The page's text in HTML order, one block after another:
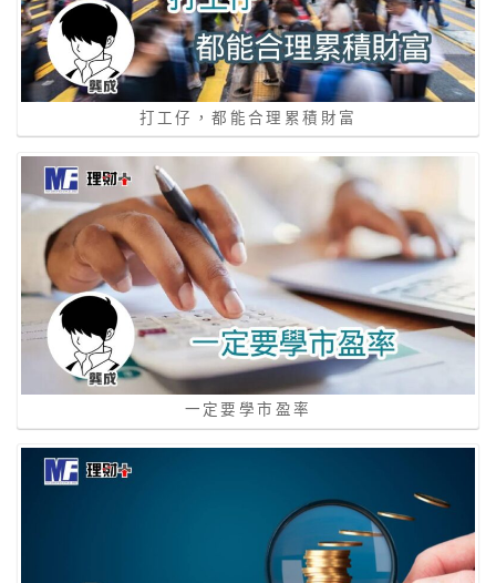
打工仔，都能合理累積財富
一定要學市盈率